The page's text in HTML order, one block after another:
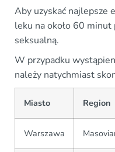
Aby uzyskać najlepsze
leku na około 60
seksualną.
W przypadku
należy natychmiast
Miasto Region
Warszawa